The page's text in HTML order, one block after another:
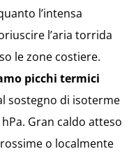
l’intensa
l’aria torrida
le zone costiere.
picchi termici
sostegno di isoterme
Gran caldo atteso
o localmente